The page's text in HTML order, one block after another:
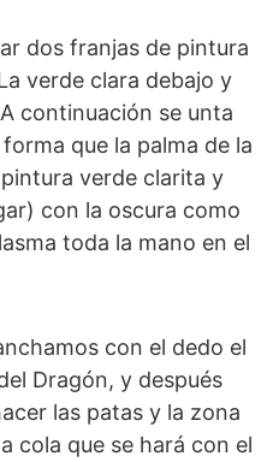
dos franjas de pintura
verde clara debajo y
continuación se unta
que la palma de la
verde clarita y
con la oscura como
toda la mano en el
con el dedo el
Dragón, y después
las patas y la zona
cola que se hará con el